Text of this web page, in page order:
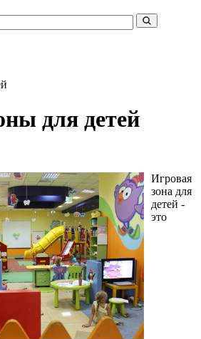
для детей
Игровая
зона для
детей -
это